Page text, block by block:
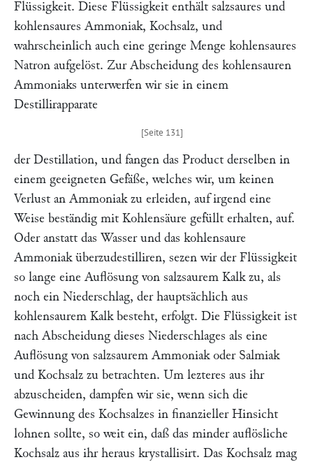
Flüssigkeit. Diese Flüssigkeit enthält salzsaures und
kohlensaures Ammoniak, Kochsalz, und
wahrscheinlich auch eine geringe Menge kohlensaures
Natron aufgelöst. Zur Abscheidung des kohlensauren
Ammoniaks unterwerfen wir sie in einem
Destillirapparate
der Destillation, und fangen das Product derselben in
einem geeigneten Gefäße, welches wir, um keinen
Verlust an Ammoniak zu erleiden, auf irgend eine
Weise beständig mit Kohlensäure gefüllt erhalten, auf.
Oder anstatt das Wasser und das kohlensaure
Ammoniak überzudestilliren, sezen wir der Flüssigkeit
so lange eine Auflösung von salzsaurem Kalk zu, als
noch ein Niederschlag, der hauptsächlich aus
kohlensaurem Kalk besteht, erfolgt. Die Flüssigkeit ist
nach Abscheidung dieses Niederschlages als eine
Auflösung von salzsaurem Ammoniak oder Salmiak
und Kochsalz zu betrachten. Um lezteres aus ihr
abzuscheiden, dampfen wir sie, wenn sich die
Gewinnung des Kochsalzes in finanzieller Hinsicht
lohnen sollte, so weit ein, daß das minder auflösliche
Kochsalz aus ihr heraus krystallisirt. Das Kochsalz mag